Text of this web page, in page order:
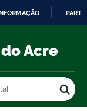
Acre
Buscar no portal